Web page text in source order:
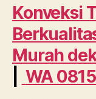
Konveksi
Murah
WA